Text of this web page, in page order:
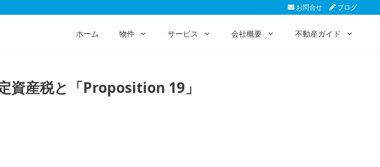
お問合せ ブログ
ホーム 物件 サービス 会社概要 不動産ガイド
資産税と「Proposition 19」